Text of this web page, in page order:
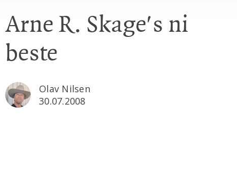
Arne R. Skage's ni
beste
Olav Nilsen
30.07.2008